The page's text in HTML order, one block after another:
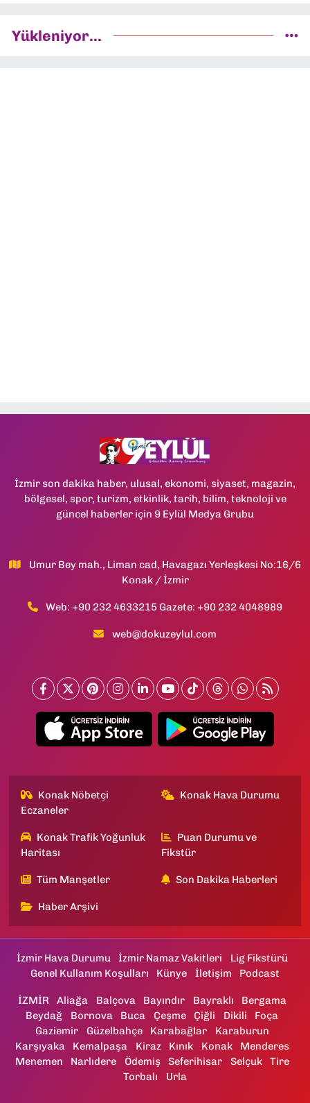
Yükleniyor...
İzmir son dakika haber, ulusal, ekonomi, siyaset, magazin,
bölgesel, spor, turizm, etkinlik, tarih, bilim, teknoloji ve
güncel haberler için 9 Eylül Medya Grubu
Umur Bey mah., Liman cad, Havagazı Yerleşkesi No:16/6
Konak / İzmir
Web: +90 232 4633215 Gazete: +90 232 4048989
web@dokuzeylul.com
Konak Nöbetçi
Eczaneler
Konak Hava Durumu
Konak Trafik Yoğunluk
Haritası
Puan Durumu ve
Fikstür
Tüm Manşetler Son Dakika Haberleri
Haber Arşivi
İzmir Hava Durumu İzmir Namaz Vakitleri
Lig Fikstürü
Genel Kullanım Koşulları
Künye İletişim Podcast
İZMİR Aliağa Balçova Bayındır Bayraklı
Bergama
Beydağ
Bornova Buca Çeşme Çiğli Dikili
Foça
Gaziemir
Güzelbahçe Karabağlar
Karaburun
Karşıyaka
Kemalpaşa Kiraz Kınık Konak
Menderes
Menemen
Narlıdere Ödemiş Seferihisar Selçuk
Tire
Torbalı
Urla